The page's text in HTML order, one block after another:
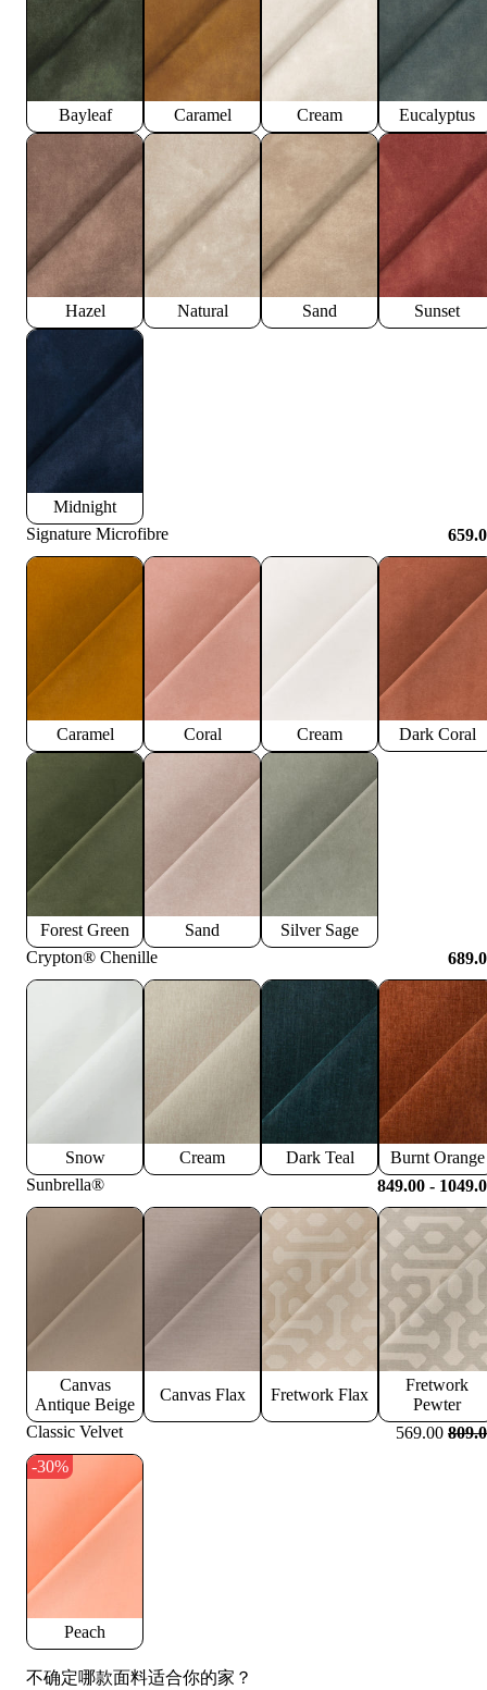
Bayleaf Caramel Cream Eucalyptus
Hazel Natural Sand Sunset
Midnight
Signature Microfibre
Caramel Coral Cream Dark Coral
Forest Green Sand
Silver Sage
Crypton® Chenille
Snow Cream Dark Teal
Burnt Orange
Sunbrella®
849.00 -
Canvas
Antique Beige
Canvas Flax Fretwork Flax
Fretwork
Pewter
Classic Velvet
569.00
-30%
Peach
不确定哪款面料适合你的家？